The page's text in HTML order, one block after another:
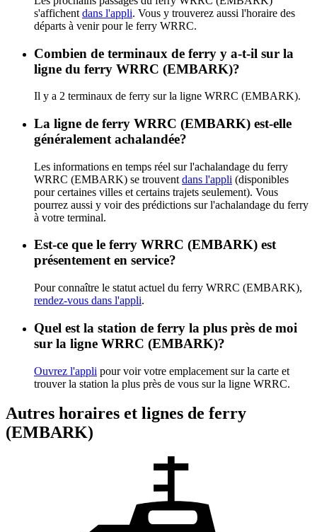
s'affichent dans l'appli. Vous y trouverez aussi l'horaire des
départs à venir pour le ferry WRRC.
Combien de terminaux de ferry y a-t-il sur la
ligne du ferry WRRC (EMBARK)?
Il y a 2 terminaux de ferry sur la ligne WRRC (EMBARK).
La ligne de ferry WRRC (EMBARK) est-elle
généralement achalandée?
Les informations en temps réel sur l'achalandage du ferry
WRRC (EMBARK) se trouvent dans l'appli (disponibles
pour certaines villes et certains trajets seulement). Vous
pourrez aussi y voir des prédictions sur l'achalandage du ferry
à votre terminal.
Est-ce que le ferry WRRC (EMBARK) est
présentement en service?
Pour connaître le statut actuel du ferry WRRC (EMBARK),
rendez-vous dans l'appli.
Quel est la station de ferry la plus près de moi
sur la ligne WRRC (EMBARK)?
Ouvrez l'appli pour voir votre emplacement sur la carte et
trouver la station la plus près de vous sur la ligne WRRC.
Autres horaires et lignes de ferry
(EMBARK)